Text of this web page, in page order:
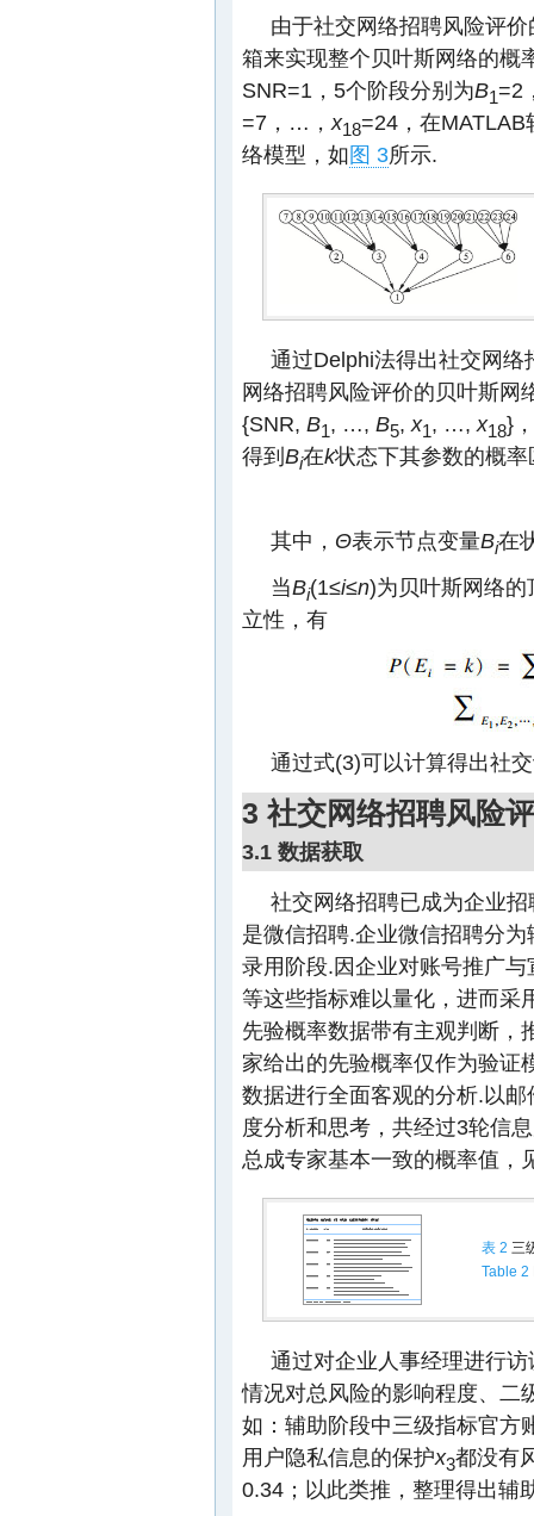
由于社交网络招聘风险评
箱来实现整个贝叶斯网络的概
SNR=1，5个阶段分别为B1=2
=7，…， x18=24，在
络模型，如图 3所示.
通过Delphi法得出社交网
网络招聘风险评价的贝叶斯网
{SNR, B1, …, B5, x1, …, x18}
得到 Bi在k状态下其参数的概率
其中， Θ表示节点变量Bi在
当Bi(1≤i≤n)为贝叶斯网络
立性，有
通过式(3)可以计算得出社
3 社交网络招聘风险
3.1 数据获取
社交网络招聘已成为企业
是微信招聘.企业微信招聘分
录用阶段.因企业对账号推广
等这些指标难以量化，进而采
先验概率数据带有主观判断，
家给出的先验概率仅作为验证
数据进行全面客观的分析.以
度分析和思考，共经过3轮信
总成专家基本一致的概率值，
表 2 三
Table 2
通过对企业人事经理进行
情况对总风险的影响程度、二
如：辅助阶段中三级指标官方
用户隐私信息的保护x3都没有
0.34；以此类推，整理得出辅